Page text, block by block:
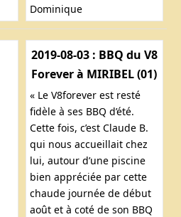
Dominique
2019-08-03 : BBQ du V8
Forever à MIRIBEL (01)
« Le V8forever est resté
fidèle à ses BBQ d’été.
Cette fois, c’est Claude B.
qui nous accueillait chez
lui, autour d’une piscine
bien appréciée par cette
chaude journée de début
août et à coté de son BBQ